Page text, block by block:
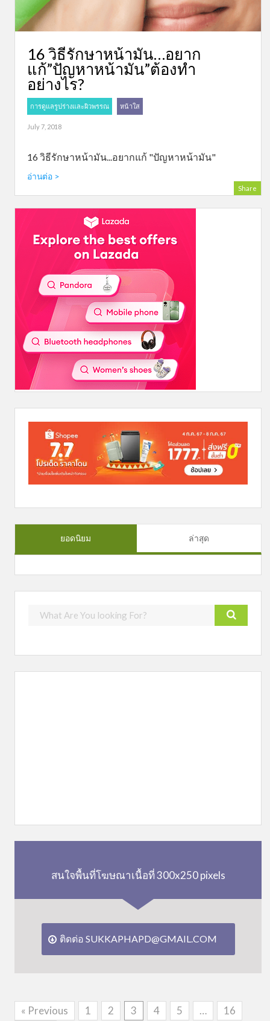
16 วิธีรักษาหน้ามัน…อยาก
แก้”ปัญหาหน้ามัน”ต้องทำ
อย่างไร?
การดูแลรูปร่างและผิวพรรณ หน้าใส
July 7, 2018
16 วิธีรักษาหน้ามัน...อยากแก้ "ปัญหาหน้ามัน"
อ่านต่อ >
Share
ยอดนิยม ล่าสุด
สนใจพื้นที่โฆษณาเนื้อที่ 300x250 pixels
ติดต่อ SUKKAPHAPD@GMAIL.COM
« Previous 1 2 3 4 5 … 16